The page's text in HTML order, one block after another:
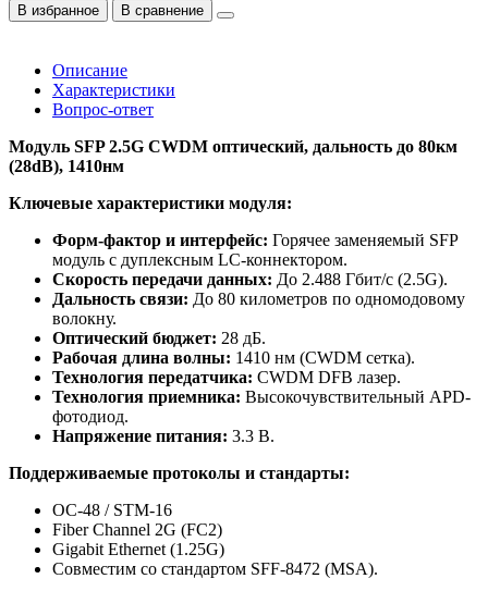
В избранное
В сравнение
Описание
Характеристики
Вопрос-ответ
Модуль SFP 2.5G CWDM оптический, дальность до 80км
(28dB), 1410нм
Ключевые характеристики модуля:
Форм-фактор и интерфейс: Горячее заменяемый SFP
модуль с дуплексным LC-коннектором.
Скорость передачи данных: До 2.488 Гбит/с (2.5G).
Дальность связи: До 80 километров по одномодовому
волокну.
Оптический бюджет: 28 дБ.
Рабочая длина волны: 1410 нм (CWDM сетка).
Технология передатчика: CWDM DFB лазер.
Технология приемника: Высокочувствительный APD-
фотодиод.
Напряжение питания: 3.3 В.
Поддерживаемые протоколы и стандарты:
OC-48 / STM-16
Fiber Channel 2G (FC2)
Gigabit Ethernet (1.25G)
Совместим со стандартом SFF-8472 (MSA).